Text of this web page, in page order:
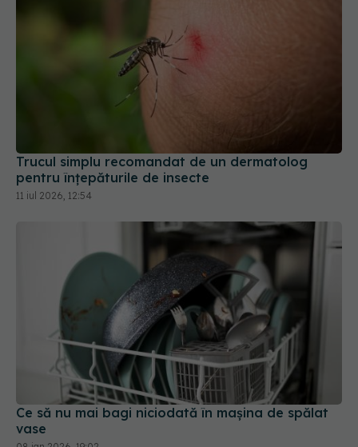
Trucul simplu recomandat de un dermatolog
pentru înțepăturile de insecte
Ce să nu mai bagi niciodată în mașina de spălat
08 ian 2026, 19:02